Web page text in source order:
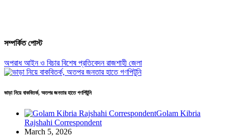
সম্পর্কিত পোস্ট
অপরাধআইন ও বিচারবিশেষ প্রতিবেদনরাজশাহী জেলা
ভাড়া নিয়ে বাকবিতর্ক, অতপর জনতার হাতে গণপিটুনি
Golam Kibria
Rajshahi Correspondent
March 5, 2026